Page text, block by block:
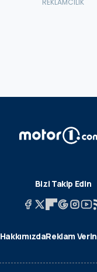
Bizi Takip Edin
HakkımızdaReklam Verin